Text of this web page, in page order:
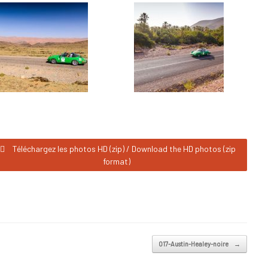
Téléchargez les photos HD (zip) / Download the HD photos (zip
format)
017-Austin-Healey-noire →